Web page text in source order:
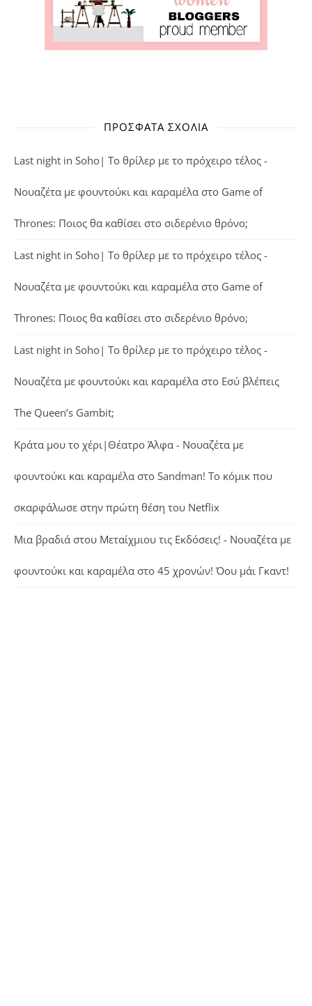
ΠΡΌΣΦΑΤΑ ΣΧΌΛΙΑ
Last night in Soho| Το θρίλερ με το πρόχειρο τέλος -
Νουαζέτα με φουντούκι και καραμέλα στο Game of
Thrones: Ποιος θα καθίσει στο σιδερένιο θρόνο;
Last night in Soho| Το θρίλερ με το πρόχειρο τέλος -
Νουαζέτα με φουντούκι και καραμέλα στο Game of
Thrones: Ποιος θα καθίσει στο σιδερένιο θρόνο;
Last night in Soho| Το θρίλερ με το πρόχειρο τέλος -
Νουαζέτα με φουντούκι και καραμέλα στο Εσύ βλέπεις
The Queen’s Gambit;
Κράτα μου το χέρι|Θέατρο Άλφα - Νουαζέτα με
φουντούκι και καραμέλα στο Sandman! Το κόμικ που
σκαρφάλωσε στην πρώτη θέση του Netflix
Μια βραδιά στου Μεταίχμιου τις Εκδόσεις! - Νουαζέτα με
φουντούκι και καραμέλα στο 45 χρονών! Όου μάι Γκαντ!